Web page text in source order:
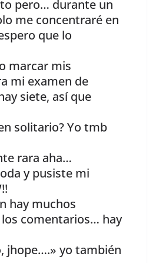
pero… durante un
me concentraré en
que lo
marcar mis
mi examen de
siete, así que
solitario? Yo tmb
rara aha…
y pusiste mi
hay muchos
comentarios… hay
jhope….» yo también